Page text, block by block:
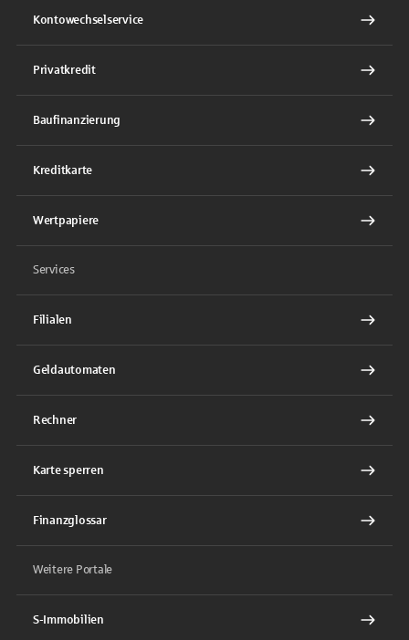
Kontowechselservice
Privatkredit
Baufinanzierung
Kreditkarte
Wertpapiere
Services
Filialen
Geldautomaten
Rechner
Karte sperren
Finanzglossar
Weitere Portale
S-Immobilien